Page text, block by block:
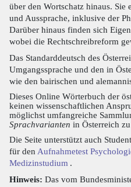
über den Wortschatz hinaus. Sie
und Aussprache, inklusive der
Darüber hinaus finden sich
wobei die Rechtschreibreform
Das Standarddeutsch des
Umgangssprache und den in
wie den bairischen und
Dieses Online Wörterbuch der
keinen wissenschaftlichen
möglichst umfangreiche
Sprachvarianten in Österreich
Die Seite unterstützt auch
für den Aufnahmetest
Medizinstudium .
Hinweis: Das vom